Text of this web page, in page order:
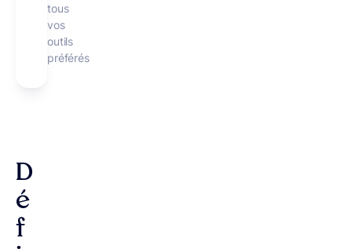
tous
vos
outils
préférés
D
é
f